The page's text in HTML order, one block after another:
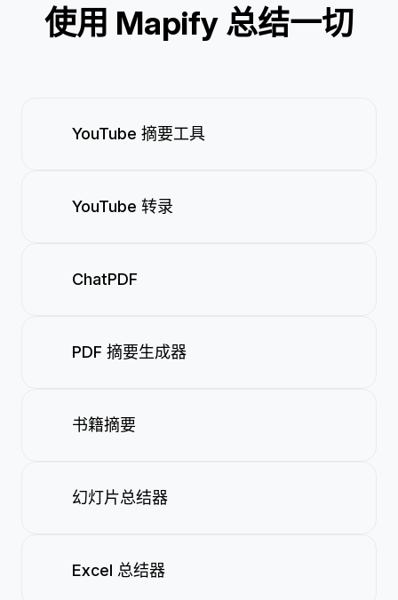
使用 Mapify 总结一切
YouTube 摘要工具
YouTube 转录
ChatPDF
PDF 摘要生成器
书籍摘要
幻灯片总结器
Excel 总结器